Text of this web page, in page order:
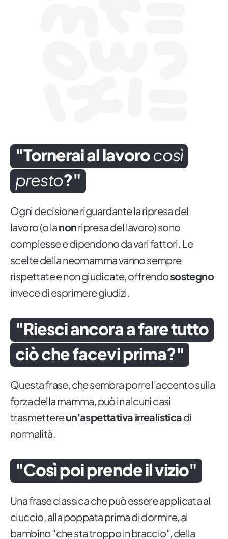
"Tornerai al lavorocosì
presto?"
Ogni decisione riguardante la ripresa del
lavoro (o lanonripresa del lavoro) sono
complesse e dipendono da vari fattori. Le
scelte della neomamma vanno sempre
rispettate e non giudicate, offrendosostegno
invece di esprimere giudizi.
"Riesci ancora a fare tutto
ciò che facevi prima?"
Questa frase, che sembra porre l'accento sulla
forza della mamma, può in alcuni casi
trasmettereun'aspettativa irrealisticadi
normalità.
"Così poi prende il vizio"
Una frase classica che può essere applicata al
ciuccio, alla poppata prima di dormire, al
bambino "che sta troppo in braccio", della